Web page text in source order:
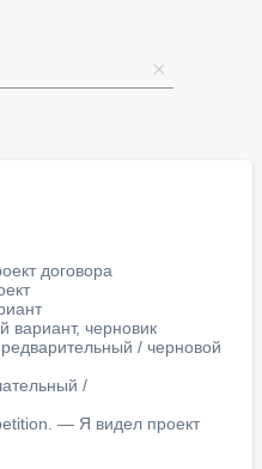
договора
черновик
/ черновой
/
— Я видел проект